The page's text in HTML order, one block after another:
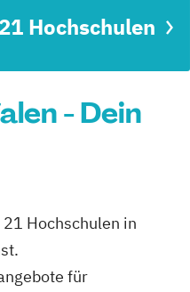
21 Hochschulen
- Dein
Hochschulen in
für